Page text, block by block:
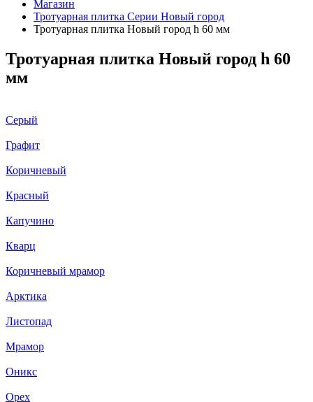
Магазин
Тротуарная плитка Серии Новый город
Тротуарная плитка Новый город h 60 мм
Тротуарная плитка Новый город h 60
мм
Серый
Графит
Коричневый
Красный
Капучино
Кварц
Коричневый мрамор
Арктика
Листопад
Мрамор
Оникс
Орех